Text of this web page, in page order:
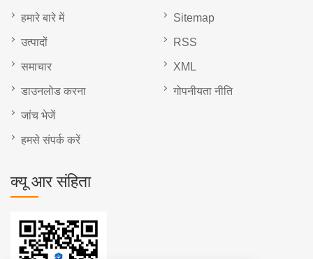
हमारे बारे में
उत्पादों
समाचार
डाउनलोड करना
जांच भेजें
हमसे संपर्क करें
Sitemap
RSS
XML
गोपनीयता नीति
क्यू आर संहिता